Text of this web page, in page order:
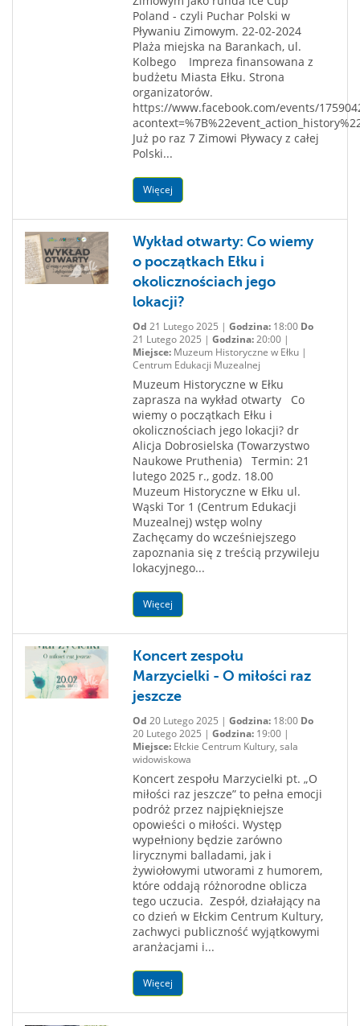
Poland - czyli Puchar Polski w
Pływaniu Zimowym. 22-02-2024
Plaża miejska na Barankach, ul.
Kolbego Impreza finansowana z
budżetu Miasta Ełku. Strona
organizatorów.
https://www.facebook.com/events/
Już po raz 7 Zimowi Pływacy z całej
Polski...
Więcej
Wykład otwarty: Co wiemy
o początkach Ełku i
okolicznościach jego
lokacji?
Od 21 Lutego 2025 | Godzina:18:00 Do
21 Lutego 2025 | Godzina:20:00 |
Miejsce:Muzeum Historyczne w Ełku |
Centrum Edukacji Muzealnej
Muzeum Historyczne w Ełku
zaprasza na wykład otwarty Co
wiemy o początkach Ełku i
okolicznościach jego lokacji? dr
Alicja Dobrosielska (Towarzystwo
Naukowe Pruthenia) Termin: 21
lutego 2025 r., godz. 18.00
Muzeum Historyczne w Ełku ul.
Wąski Tor 1 (Centrum Edukacji
Muzealnej) wstęp wolny
Zachęcamy do wcześniejszego
zapoznania się z treścią przywileju
lokacyjnego...
Więcej
Koncert zespołu
Marzycielki - O miłości raz
jeszcze
Od 20 Lutego 2025 | Godzina:18:00 Do
20 Lutego 2025 | Godzina:19:00 |
Miejsce:Ełckie Centrum Kultury, sala
widowiskowa
Koncert zespołu Marzycielki pt. „O
miłości raz jeszcze” to pełna emocji
podróż przez najpiękniejsze
opowieści o miłości. Występ
wypełniony będzie zarówno
lirycznymi balladami, jak i
żywiołowymi utworami z humorem,
które oddają różnorodne oblicza
tego uczucia. Zespół, działający na
co dzień w Ełckim Centrum Kultury,
zachwyci publiczność wyjątkowymi
aranżacjami i...
Więcej